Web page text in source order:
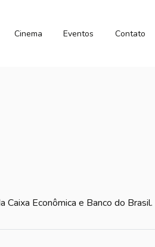
Cinema Eventos Contato
Econômica e Banco do Brasil.